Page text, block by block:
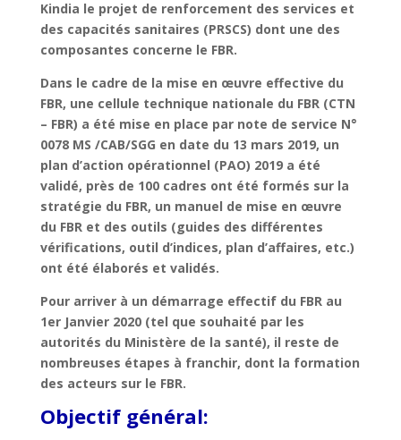
Kindia le projet de renforcement des services et
des capacités sanitaires (PRSCS) dont une des
composantes concerne le FBR.
Dans le cadre de la mise en œuvre effective du
FBR, une cellule technique nationale du FBR (CTN
– FBR) a été mise en place par note de service N°
0078 MS /CAB/SGG en date du 13 mars 2019, un
plan d’action opérationnel (PAO) 2019 a été
validé, près de 100 cadres ont été formés sur la
stratégie du FBR, un manuel de mise en œuvre
du FBR et des outils (guides des différentes
vérifications, outil d’indices, plan d’affaires, etc.)
ont été élaborés et validés.
Pour arriver à un démarrage effectif du FBR au
1er Janvier 2020 (tel que souhaité par les
autorités du Ministère de la santé), il reste de
nombreuses étapes à franchir, dont la formation
des acteurs sur le FBR.
Objectif général: